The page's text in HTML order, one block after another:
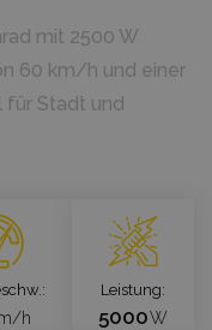
mit 2500 W
60 km/h und einer
für Stadt und
h
Leistung
5000W